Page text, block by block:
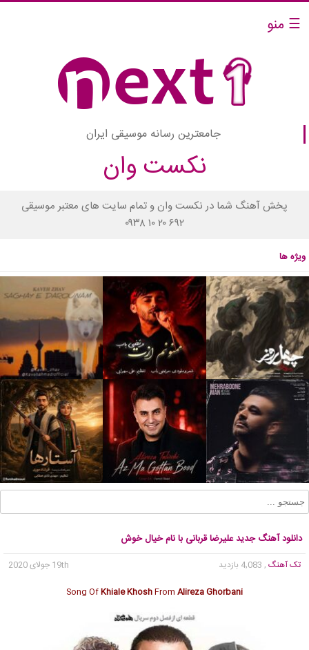
☰ منو
جامعترین رسانه موسیقی ایران
نکست وان
پخش آهنگ شما در نکست وان و تمام سایت های معتبر موسیقی
۰۹۳۸ ۱۰ ۲۰ ۶۹۲
ویژه ها
دانلود آهنگ جدید علیرضا قربانی با نام خیال خوش
تک آهنگ , 4,083 بازدید
19th جولای 2020
Song OfKhiale KhoshFrom Alireza Ghorbani